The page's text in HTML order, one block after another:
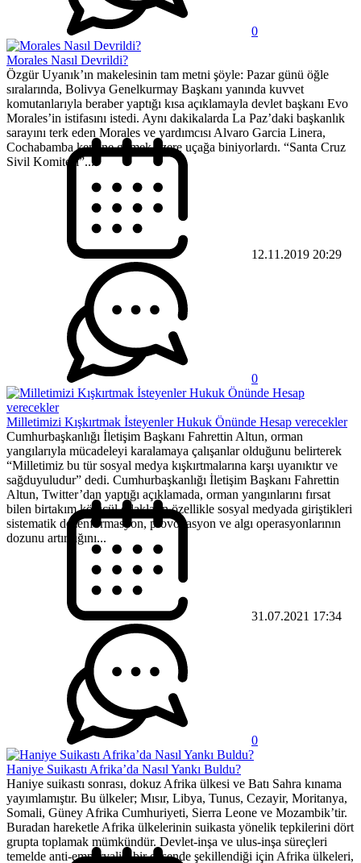
0
Morales Nasıl Devrildi?
Özgür Uyanık’ın makelesinin tam metni şöyle: Pazar günü öğle
sıralarında, Bolivya Genelkurmay Başkanı yanında kuvvet
komutanlarıyla beraber yaptığı kısa açıklamayla devlet başkanı Evo
Morales’in istifasını istedi. Aynı dakikalarda La Paz’daki başkanlık
sarayını terk eden Morales ve yardımcısı Alvaro Garcia Linera,
Cochabamba kentine gitmek üzere uçağa biniyorlardı. “Santa Cruz
Sivil Komitesi”...
12.11.2019 20:29
0
Milletimizi Kışkırtmak İsteyenler Hukuk Önünde Hesap verecekler
Cumhurbaşkanlığı İletişim Başkanı Fahrettin Altun, orman
yangılarıyla mücadeleyi karalamaya çalışanlar olduğunu belirterek
“Milletimiz bu tür sosyal medya kışkırtmalarına karşı uyanıktır ve
sağduyuludur” dedi. Cumhurbaşkanlığı İletişim Başkanı Fahrettin
Altun, Twitter’dan yaptığı açıklamada, orman yangınlarını fırsat
bilen birtakım kötücül odakların özellikle sosyal medyada giriştikleri
sistematik dezenformasyon, provokasyon ve algı operasyonlarının
dozunu artırdığını...
31.07.2021 17:34
0
Haniye Suikastı Afrika’da Nasıl Yankı Buldu?
Haniye suikastı sonrası, dokuz Afrika ülkesi ve Batı Sahra kınama
yayımlamıştır. Bu ülkeler; Mısır, Libya, Tunus, Cezayir, Moritanya,
Somali, Güney Afrika Cumhuriyeti, Sierra Leone ve Mozambik’tir.
Buradan hareketle Afrika ülkelerinin suikasta yönelik tepkilerini dört
grupta toplamak mümkündür. Devlet-inşa ve ulus-inşa süreçleri
temelde anti-emperyalist bir eksende şekillendiği için Afrika ülkeleri,